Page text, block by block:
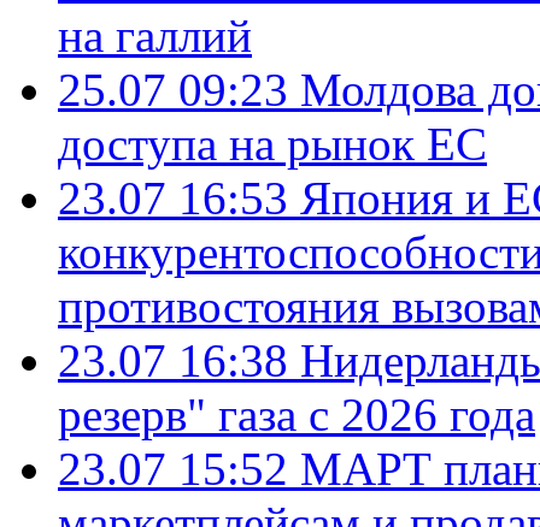
на галлий
25.07 09:23 Молдова
доступа на рынок ЕС
23.07 16:53 Япония и
противостояния
23.07 16:38
резерв" газа с 2026 года
23.07 15:52 МАРТ